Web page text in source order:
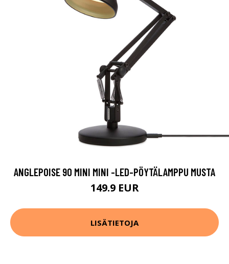
ANGLEPOISE 90 MINI MINI -LED-PÖYTÄLAMPPU MUSTA
149.9 EUR
LISÄTIETOJA